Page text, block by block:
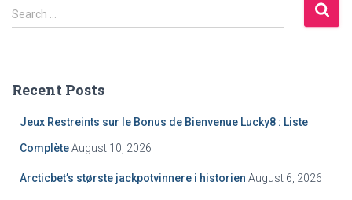
S
e
h
Search …
Recent Posts
Jeux Restreints sur le Bonus de Bienvenue Lucky8 : Liste
ComplèteAugust 10, 2026
Arcticbet’s største jackpotvinnere i historien August 6, 2026